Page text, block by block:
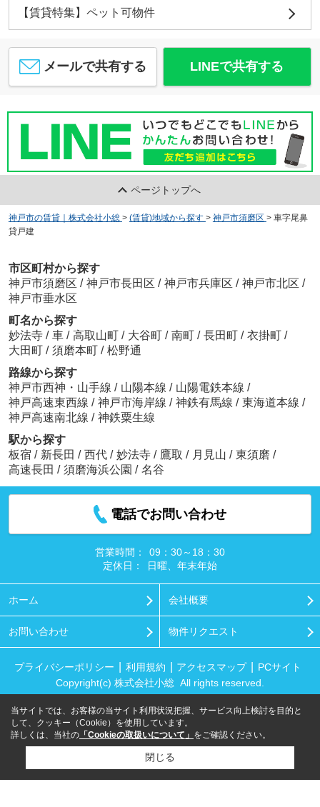
【賃貸特集】ペット可物件
メールで共有する LINEで共有する
ページトップへ
神戸市の賃貸｜株式会社小総 > (賃貸)地域から探す > 神戸市須磨区 > 車字尾鼻
貸戸建
市区町村から探す
神戸市須磨区 / 神戸市長田区 / 神戸市兵庫区 / 神戸市北区 /
神戸市垂水区
町名から探す
妙法寺 / 車 / 高取山町 / 大谷町 / 南町 / 長田町 / 衣掛町 /
大田町 / 須磨本町 / 松野通
路線から探す
神戸市西神・山手線 / 山陽本線 / 山陽電鉄本線 /
神戸高速東西線 / 神戸市海岸線 / 神鉄有馬線 / 東海道本線 /
神戸高速南北線 / 神鉄粟生線
駅から探す
板宿 / 新長田 / 西代 / 妙法寺 / 鷹取 / 月見山 / 東須磨 /
高速長田 / 須磨海浜公園 / 名谷
電話でお問い合わせ
営業時間：
09：30～18：30
定休日：
日曜、年末年始
ホーム 会社概要
お問い合わせ 物件リクエスト
プライバシーポリシー 利用規約 アクセスマップ
PCサイト
Copyright(c) 株式会社小総 All rights reserved.
当サイトでは、お客様の当サイト利用状況把握、サービス向上検討を目的と
して、クッキー（Cookie）を使用しています。
詳しくは、当社の 「Cookieの取扱いについて」 をご確認ください。
閉じる